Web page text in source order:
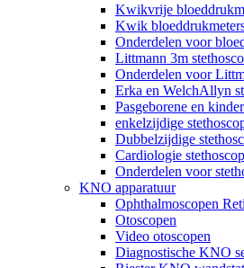
Kwikvrije
Kwik
Onderdelen voor
Littmann 3m
Onderdelen voor
Erka en WelchAllyn
Pasgeborene en
enkelzijdige
Dubbelzijdige
Cardiologie
Onderdelen voor
KNO apparatuur
Ophthalmoscopen
Otoscopen
Video otoscopen
Diagnostische KNO